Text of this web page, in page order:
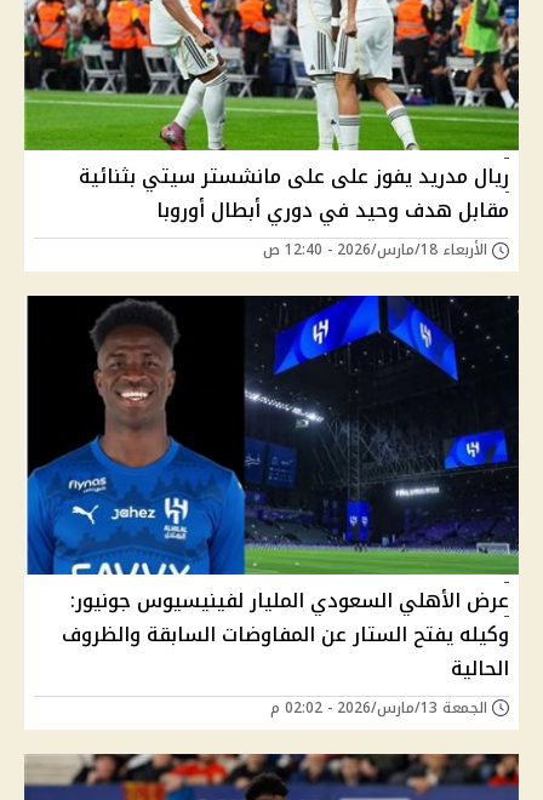
ريال مدريد يفوز على على مانشستر سيتي بثنائية
مقابل هدف وحيد في دوري أبطال أوروبا
الأربعاء 18/مارس/2026 - 12:40 ص
عرض الأهلي السعودي المليار لفينيسيوس جونيور:
وكيله يفتح الستار عن المفاوضات السابقة والظروف
الحالية
الجمعة 13/مارس/2026 - 02:02 م